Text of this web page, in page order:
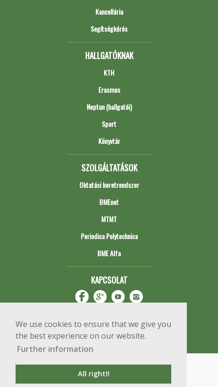
We use cookies to ensure that we give you
the best experience on our website.
Further information
All right!!
Kancellária
Segítségkérés
HALLGATÓKNAK
KTH
Erasmus
Neptun (hallgatói)
Sport
Könyvtár
SZOLGÁLTATÁSOK
Oktatási keretrendszer
BMEnet
MTMT
Periodica Polytechnica
BME Alfa
KAPCSOLAT
Copyright © 2020 BME Építőmérnöki Kar
1111 Budapest, Műegyetem rkp. 3.